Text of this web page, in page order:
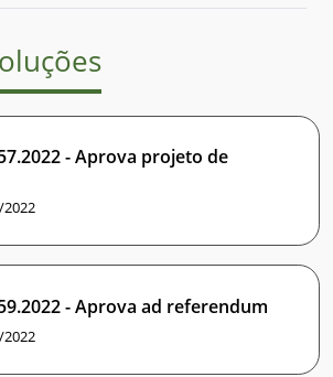
- Aprova projeto de
- Aprova ad referendum